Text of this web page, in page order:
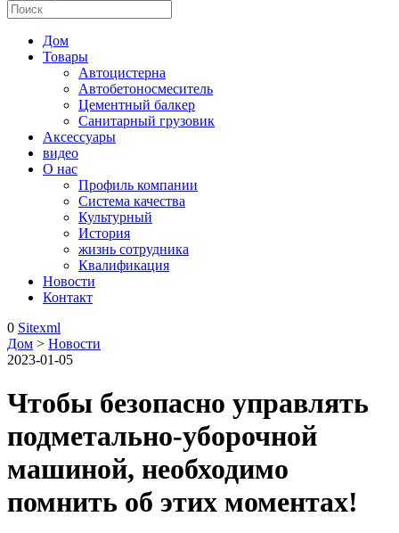
Дом
Товары
Автоцистерна
Автобетоносмеситель
Цементный балкер
Санитарный грузовик
Аксессуары
видео
О нас
Профиль компании
Система качества
Культурный
История
жизнь сотрудника
Квалификация
Новости
Контакт
0 Sitexml
Дом > Новости
2023-01-05
Чтобы безопасно управлять
подметально-уборочной
машиной, необходимо
помнить об этих моментах!